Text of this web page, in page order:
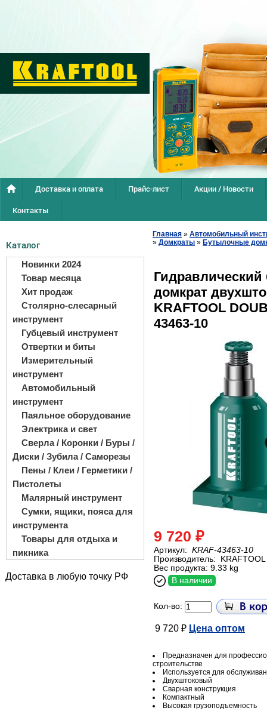
Доставка и оплата Прайс-лист
Акции / Новости
Контакты
Каталог
Новинки 2024
Товар месяца
Хит продаж
Столярно-слесарный
инструмент
Губцевый инструмент
Отвертки и биты
Измерительный
инструмент
Автомобильный
инструмент
Паяльное оборудование
Электрика и свет
Сверла / Коронки / Буры /
Диски / Зубила / Саморезы
Пены / Клеи / Герметики /
Пистолеты
Малярный инструмент
Сумки, ящики, пояса для
инструмента
Товары для отдыха и
пикника
Доставка в любую точку РФ
Главная » Автомобильный
» Домкраты » Бутылочные
домкрат
KRAFTOOL
43463-10
9 720 ₽
Артикул: KRAF-43463-10
Производитель:
KRAFTOOL
Вес продукта: 9.33 kg
В наличии
Кол-во:
9 720 ₽ Цена оптом
Предназначен для
строительстве
Используется для
Двухштоковый
Сварная конструкция
Компактный
Высокая грузоподъемность